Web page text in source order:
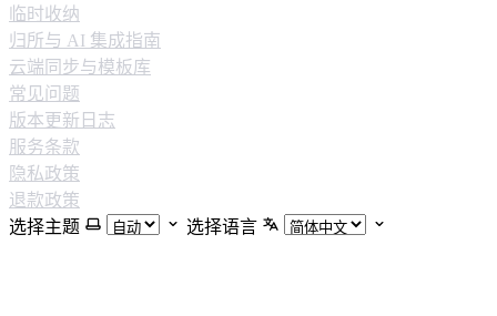
临时收纳
归所与 AI 集成指南
云端同步与模板库
常见问题
版本更新日志
服务条款
隐私政策
退款政策
选择主题
选择语言